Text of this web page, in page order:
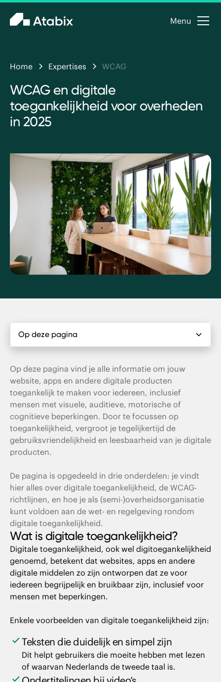
Menu
Home Expertises WCAG
WCAG en digitale
toegankelijkheid voor overheden
in 2025
Op deze pagina
Wat is digitale toegankelijkheid?
Digitale toegankelijkheid en de overheid
Voor wie geldt de Wet digitale overheid?
Wat zijn de WCAG?
2.2?
De opbouw van de WCAG
De 4 principes van de WCAG
De 13 richtlijnen van WCAG
De 86 WCAG succescriteria
De drie niveaus van WCAG
De nalevingsstatus
Hoe word je als overheid Digitoegankelijk?
WCAG-audit
Op deze pagina vind je alle informatie om jouw
website, apps en andere digitale producten
toegankelijk te maken voor iedereen, inclusief
mensen met visuele, auditieve, motorische of
cognitieve beperkingen. Door te focussen op
toegankelijkheid, vergroot je tegelijkertijd de
gebruiksvriendelijkheid en leesbaarheid van je digitale
producten.
De pagina is opgedeeld in drie onderdelen: je vindt
hier alles over digitale toegankelijkheid, de WCAG-
richtlijnen, en hoe je als (semi-)overheidsorganisatie
kunt voldoen aan de wet- en regelgeving rondom
digitale toegankelijkheid.
Wat is digitale toegankelijkheid?
Digitale toegankelijkheid, ook wel digitoegankelijkheid
genoemd, betekent dat websites, apps en andere
digitale middelen zo zijn ontworpen dat ze voor
iedereen begrijpelijk en bruikbaar zijn, inclusief voor
mensen met beperkingen.
Enkele voorbeelden van digitale toegankelijkheid zijn:
Teksten die duidelijk en simpel zijn
Dit helpt gebruikers die moeite hebben met lezen
of waarvan Nederlands de tweede taal is.